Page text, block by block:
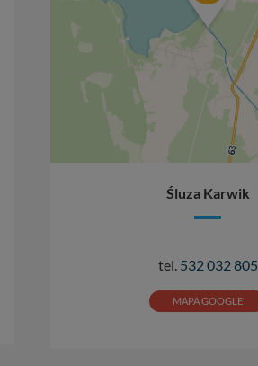
Śluza Karwik
tel. 532 032 805
MAPA GOOGLE